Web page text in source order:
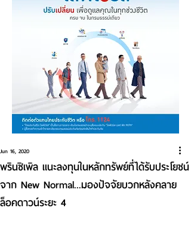
พรินซิเพิล แนะลงทุนในหลักทรัพย์ที่ได้รับประโยชน์
จาก New Normal...มองปัจจัยบวกหลังคลาย
ล็อคดาวน์ระยะ 4
Jun 16, 2020